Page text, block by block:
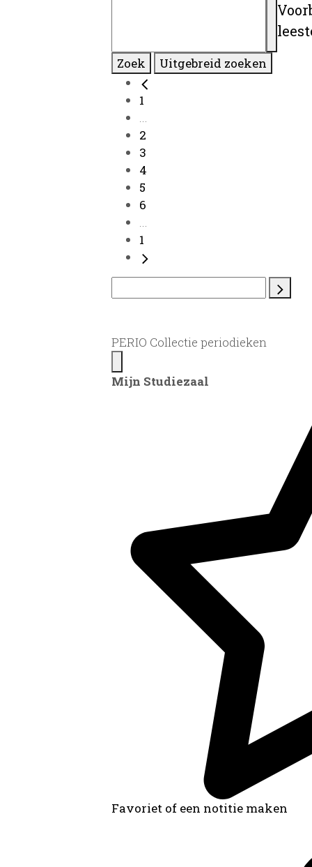
Zoek Uitgebreid zoeken
1
...
2
3
4
5
6
...
1
PERIO Collectie periodieken
Mijn Studiezaal
Favoriet of een notitie maken